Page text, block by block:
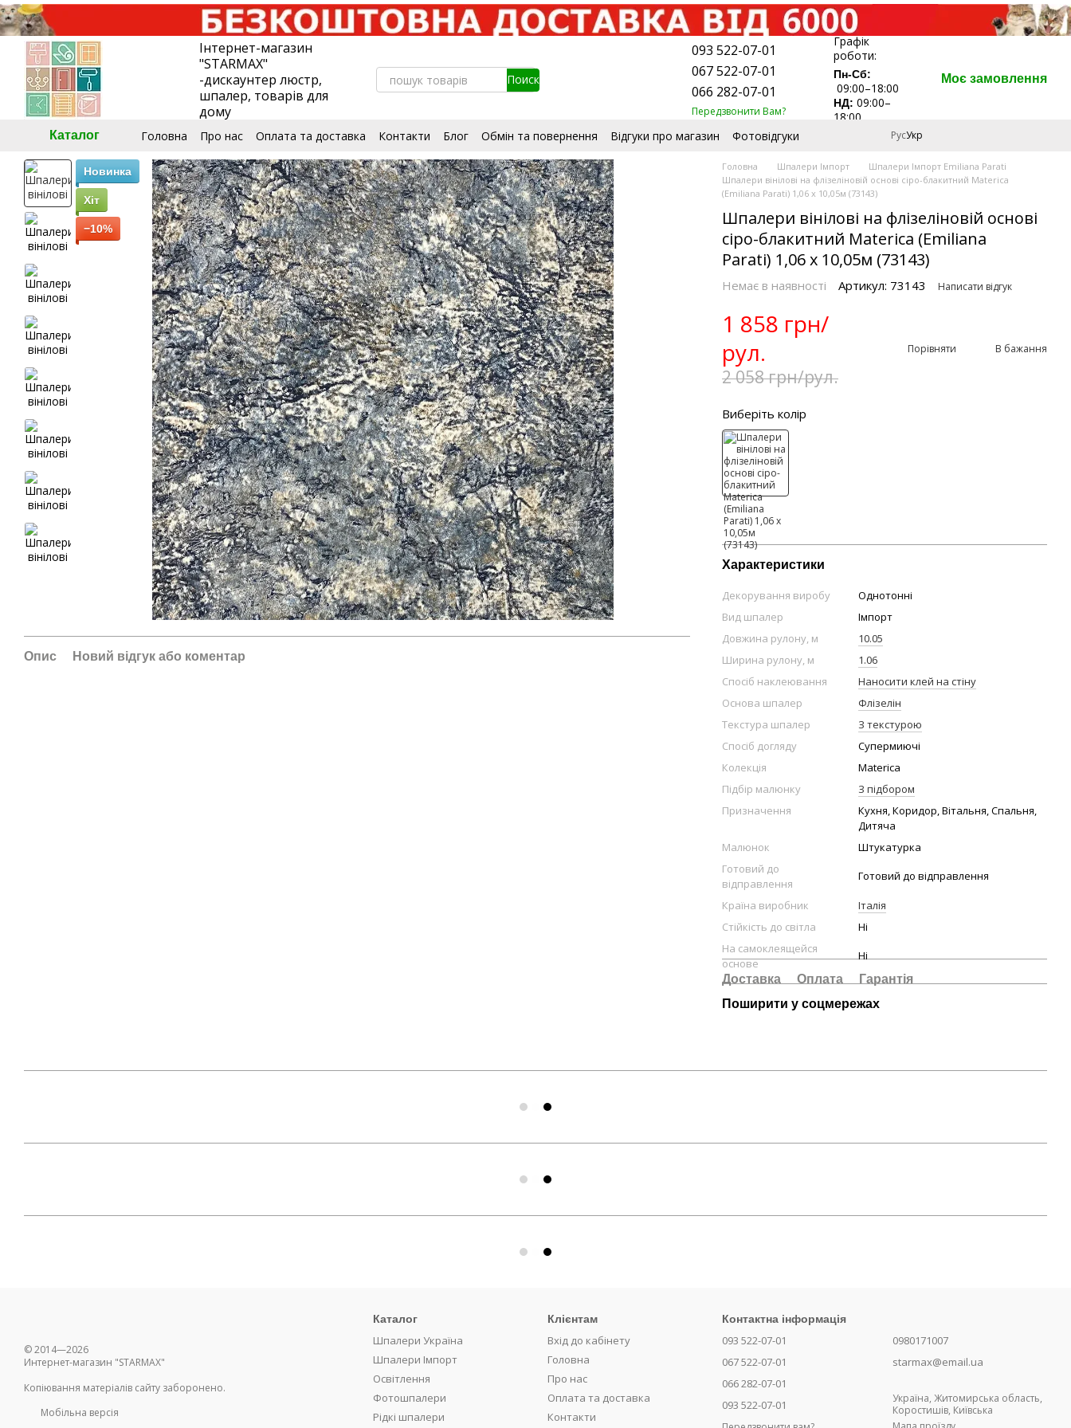
Перейти до основного контенту
Інтернет-магазин
"STARMAX"
-дискаунтер люстр,
шпалер, товарів для
дому
093 522-07-01
067 522-07-01
066 282-07-01
Передзвонити Вам?
Графік
роботи:
Пн-Сб:
09:00–18:00
НД:09:00–
18:00
Моє замовлення
Каталог Головна Про нас Оплата та доставка Контакти Блог Обмін та повернення Відгуки про магазин
Фотовідгуки
РусУкр
Новинка
Хіт
−10%
Опис Новий відгук або коментар
Головна Шпалери Імпорт
Шпалери Імпорт Emiliana Parati
Шпалери вінілові на флізеліновій основі сіро-блакитний Materica
(Emiliana Parati) 1,06 х 10,05м (73143)
Шпалери вінілові на флізеліновій основі
сіро-блакитний Materica (Emiliana
Parati) 1,06 х 10,05м (73143)
Немає в наявності Артикул: 73143 Написати відгук
1 858 грн/
рул.
2 058 грн/рул.
Порівняти В бажання
Виберіть колір
Характеристики
Декорування виробу
Однотонні
Вид шпалер
Імпорт
Довжина рулону, м
10.05
Ширина рулону, м
1.06
Спосіб наклеювання
Наносити клей на стіну
Основа шпалер
Флізелін
Текстура шпалер
З текстурою
Спосіб догляду
Супермиючі
Колекція
Materica
Підбір малюнку
З підбором
Призначення
Кухня, Коридор, Вітальня, Спальня,
Дитяча
Малюнок
Штукатурка
Готовий до
відправлення
Готовий до відправлення
Країна виробник
Італія
Стійкість до світла
Ні
На самоклеящейся
основе
Ні
Доставка Оплата
Гарантія
Поширити у соцмережах
© 2014—2026
Интернет-магазин "STARMAX"
Копіювання матеріалів сайту заборонено.
Мобільна версія
Каталог
Шпалери Україна
Шпалери Імпорт
Освітлення
Фотошпалери
Рідкі шпалери
Клієнтам
Вхід до кабінету
Головна
Про нас
Оплата та доставка
Контакти
Контактна інформація
093 522-07-01
067 522-07-01
066 282-07-01
093 522-07-01
0980171007
starmax@email.ua
Україна, Житомирська область,
Коростишів, Київська